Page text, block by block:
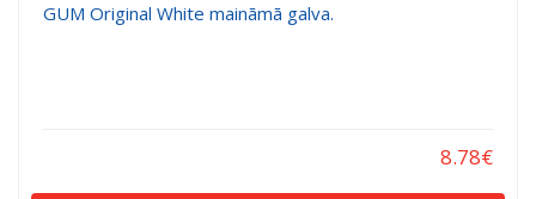
GUM Original White maināmā galva.
8.78€